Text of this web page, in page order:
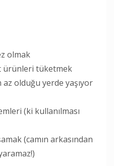
olmak
ürünleri tüketmek
az olduğu yerde yaşıyor
(ki kullanılması
(camın arkasından